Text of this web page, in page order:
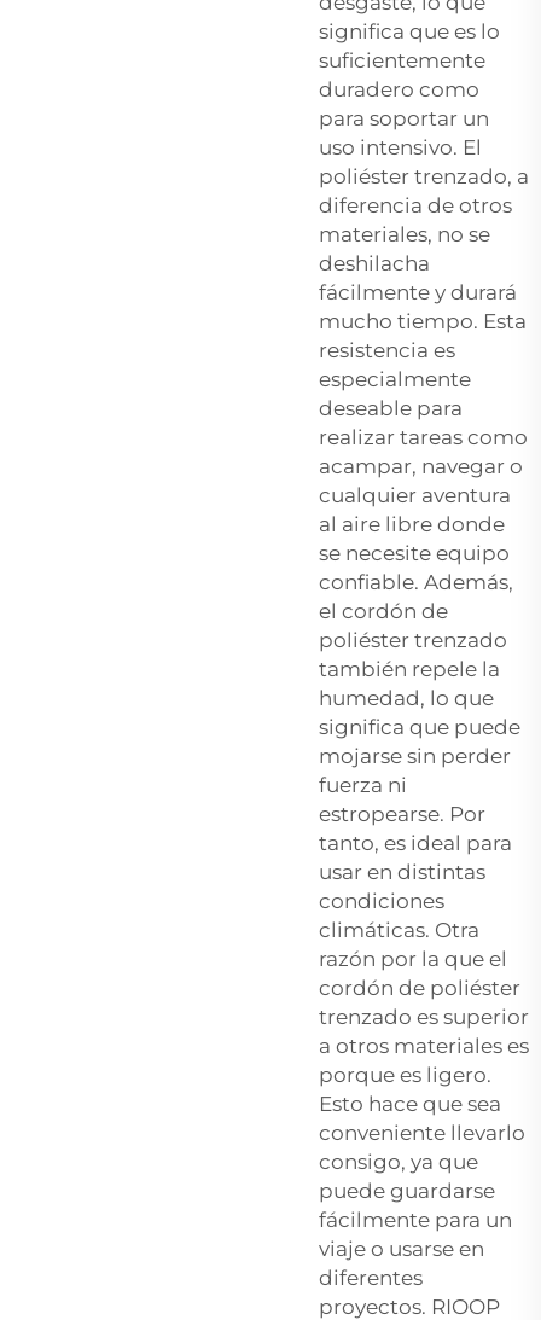
significa que es lo
suficientemente
duradero como
para soportar un
uso intensivo. El
poliéster trenzado, a
diferencia de otros
materiales, no se
deshilacha
fácilmente y durará
mucho tiempo. Esta
resistencia es
especialmente
deseable para
realizar tareas como
acampar, navegar o
cualquier aventura
al aire libre donde
se necesite equipo
confiable. Además,
el cordón de
poliéster trenzado
también repele la
humedad, lo que
significa que puede
mojarse sin perder
fuerza ni
estropearse. Por
tanto, es ideal para
usar en distintas
condiciones
climáticas. Otra
razón por la que el
cordón de poliéster
trenzado es superior
a otros materiales es
porque es ligero.
Esto hace que sea
conveniente llevarlo
consigo, ya que
puede guardarse
fácilmente para un
viaje o usarse en
diferentes
proyectos. RIOOP